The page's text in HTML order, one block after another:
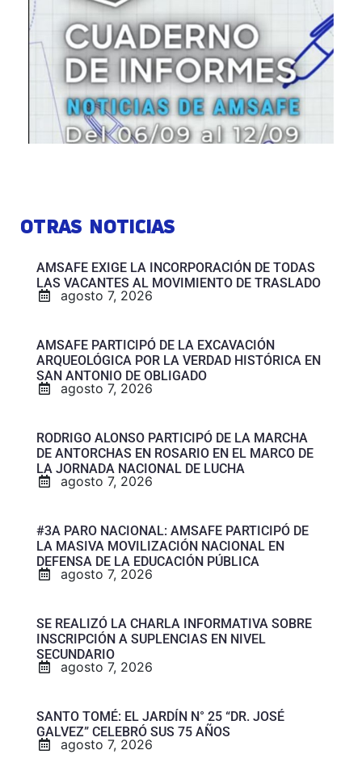
OTRAS NOTICIAS
AMSAFE EXIGE LA INCORPORACIÓN DE TODAS
LAS VACANTES AL MOVIMIENTO DE TRASLADO
agosto 7, 2026
AMSAFE PARTICIPÓ DE LA EXCAVACIÓN
ARQUEOLÓGICA POR LA VERDAD HISTÓRICA EN
SAN ANTONIO DE OBLIGADO
agosto 7, 2026
RODRIGO ALONSO PARTICIPÓ DE LA MARCHA
DE ANTORCHAS EN ROSARIO EN EL MARCO DE
LA JORNADA NACIONAL DE LUCHA
agosto 7, 2026
#3A PARO NACIONAL: AMSAFE PARTICIPÓ DE
LA MASIVA MOVILIZACIÓN NACIONAL EN
DEFENSA DE LA EDUCACIÓN PÚBLICA
agosto 7, 2026
SE REALIZÓ LA CHARLA INFORMATIVA SOBRE
INSCRIPCIÓN A SUPLENCIAS EN NIVEL
SECUNDARIO
agosto 7, 2026
SANTO TOMÉ: EL JARDÍN N° 25 “DR. JOSÉ
GALVEZ” CELEBRÓ SUS 75 AÑOS
agosto 7, 2026